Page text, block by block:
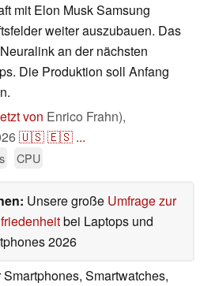
mit Elon Musk Samsung
weiter auszubauen. Das
an der nächsten
Die Produktion soll Anfang
von Enrico Frahn),
🇺🇸🇪🇸 ...
CPU
Unsere große Umfrage zur
bei Laptops und
2026
Smartwatches,